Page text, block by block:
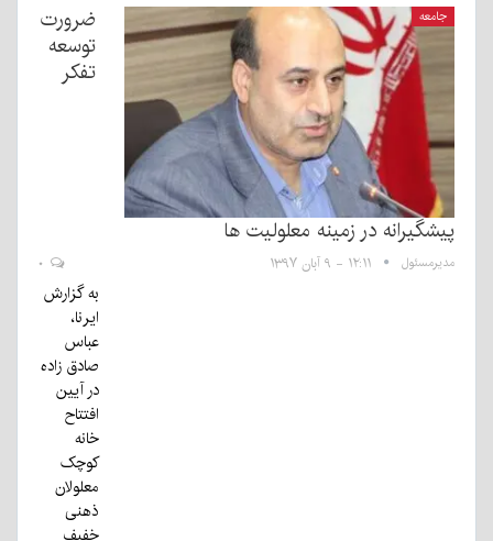
جامعه
ضرورت
توسعه
تفکر
پیشگیرانه در زمینه معلولیت ها
مدیرمسئول ۱۲:۱۱ - ۹ آبان ۱۳۹۷
به گزارش
ایرنا،
عباس
صادق زاده
در آیین
افتتاح
خانه
کوچک
معلولان
ذهنی
خفیف